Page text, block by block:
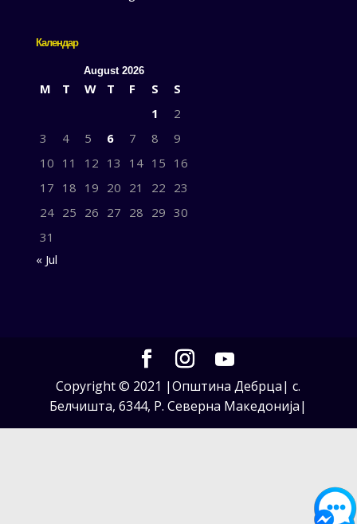
Календар
August 2026
M T W T F S
S
1
2
3
4 5 6 7 8
9
10 11 12 13 14 15 16
17 18 19 20 21 22 23
24 25 26 27 28 29 30
31
« Jul
Copyright © 2021 |Општина Дебрца| с.
Белчишта, 6344, Р. Северна Македонија|